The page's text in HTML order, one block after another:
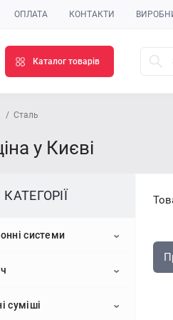
ОПЛАТА КОНТАКТИ
Каталог товарів
Сталь
у Києві
КАТЕГОРІЇ
системи
гіпсокартон
гіпсокартону
суміші